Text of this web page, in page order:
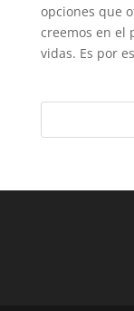
opciones que
creemos en el
vidas. Es por